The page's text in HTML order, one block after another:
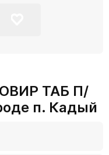
ТАБ П/
п. Кадый